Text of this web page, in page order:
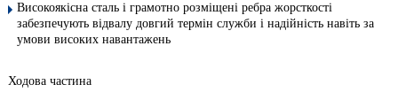
Високоякісна сталь і грамотно розміщені ребра жорсткості
забезпечують відвалу довгий термін служби і надійність навіть за
умови високих навантажень
Ходова частина